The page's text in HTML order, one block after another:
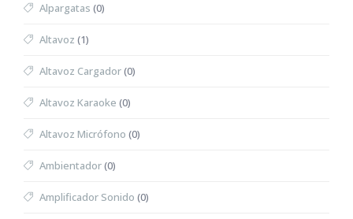
Alpargatas (0)
Altavoz (1)
Altavoz Cargador(0)
Altavoz Karaoke (0)
Altavoz Micrófono (0)
Ambientador(0)
Amplificador Sonido (0)